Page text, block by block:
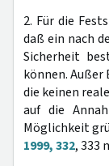
2. Für die
daß ein nach
Sicherheit
können.
die keinen
auf die
Möglichkeit
1999, 332, 333